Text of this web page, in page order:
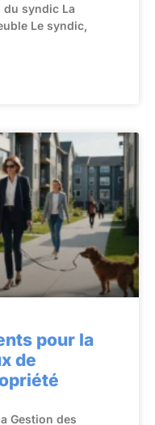
syndic La
Le syndic,
pour la
de
Gestion des